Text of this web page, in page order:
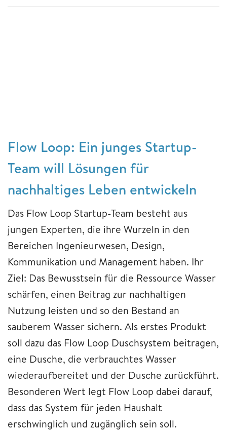
Flow Loop: Ein junges Startup-
Team will Lösungen für
nachhaltiges Leben entwickeln
Das Flow Loop Startup-Team besteht aus
jungen Experten, die ihre Wurzeln in den
Bereichen Ingenieurwesen, Design,
Kommunikation und Management haben. Ihr
Ziel: Das Bewusstsein für die Ressource Wasser
schärfen, einen Beitrag zur nachhaltigen
Nutzung leisten und so den Bestand an
sauberem Wasser sichern. Als erstes Produkt
soll dazu das Flow Loop Duschsystem beitragen,
eine Dusche, die verbrauchtes Wasser
wiederaufbereitet und der Dusche zurückführt.
Besonderen Wert legt Flow Loop dabei darauf,
dass das System für jeden Haushalt
erschwinglich und zugänglich sein soll.